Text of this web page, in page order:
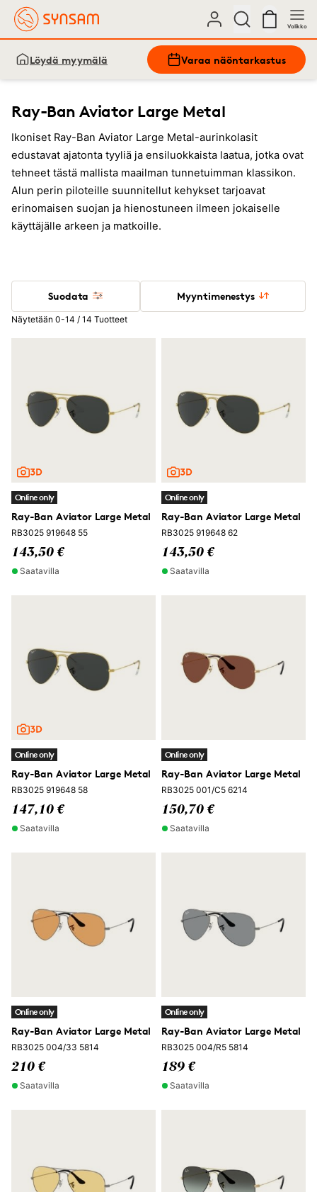
Valikko
Löydä myymälä Varaa näöntarkastus
Ray-Ban Aviator Large Metal
Ikoniset Ray-Ban Aviator Large Metal-aurinkolasit
edustavat ajatonta tyyliä ja ensiluokkaista laatua, jotka ovat
tehneet tästä mallista maailman tunnetuimman klassikon.
Alun perin piloteille suunnitellut kehykset tarjoavat
erinomaisen suojan ja hienostuneen ilmeen jokaiselle
käyttäjälle arkeen ja matkoille.
Suodata Myyntimenestys
Näytetään 0-14 / 14 Tuotteet
Online only
Ray-Ban Aviator Large Metal
RB3025 919648 55
143,50 €
Saatavilla
Online only
Ray-Ban Aviator Large Metal
RB3025 919648 62
143,50 €
Saatavilla
Online only
Ray-Ban Aviator Large Metal
RB3025 919648 58
147,10 €
Saatavilla
Online only
Ray-Ban Aviator Large Metal
RB3025 001/C5 6214
150,70 €
Saatavilla
Online only
Ray-Ban Aviator Large Metal
RB3025 004/33 5814
210 €
Saatavilla
Online only
Ray-Ban Aviator Large Metal
RB3025 004/R5 5814
189 €
Saatavilla